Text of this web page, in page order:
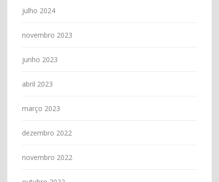
julho 2024
novembro 2023
junho 2023
abril 2023
março 2023
dezembro 2022
novembro 2022